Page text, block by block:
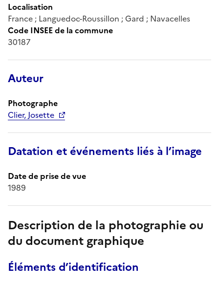
Localisation
France ; Languedoc-Roussillon ; Gard ; Navacelles
Code INSEE de la commune
30187
Auteur
Photographe
Clier, Josette
Datation et événements liés à l’image
Date de prise de vue
1989
Description de la photographie ou
du document graphique
Éléments d’identification